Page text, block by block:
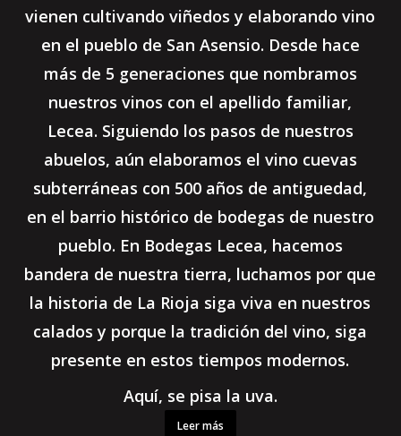
vienen cultivando viñedos y elaborando vino
en el pueblo de San Asensio. Desde hace
más de 5 generaciones que nombramos
nuestros vinos con el apellido familiar,
Lecea. Siguiendo los pasos de nuestros
abuelos, aún elaboramos el vino cuevas
subterráneas con 500 años de antiguedad,
en el barrio histórico de bodegas de nuestro
pueblo. En Bodegas Lecea, hacemos
bandera de nuestra tierra, luchamos por que
la historia de La Rioja siga viva en nuestros
calados y porque la tradición del vino, siga
presente en estos tiempos modernos.
Aquí, se pisa la uva.
Leer más